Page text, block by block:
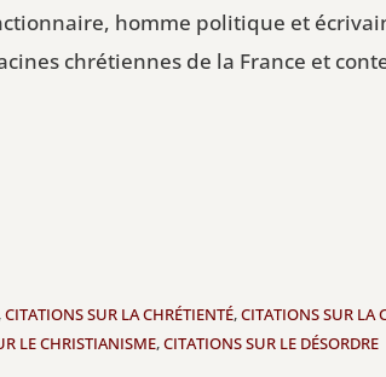
homme politique et
chrétiennes de la France et
CITATIONS SUR LA CHRÉTIENTÉ,CITATIONS SUR LA
LE CHRISTIANISME,CITATIONS SUR LE DÉSORDRE